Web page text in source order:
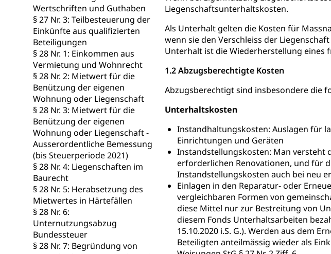
Wertschriften und Guthaben
§ 27 Nr. 3: Teilbesteuerung der
Einkünfte aus qualifizierten
Beteiligungen
§ 28 Nr. 1: Einkommen aus
Vermietung und Wohnrecht
§ 28 Nr. 2: Mietwert für die
Benützung der eigenen
Wohnung oder Liegenschaft
§ 28 Nr. 3: Mietwert für die
Benützung der eigenen
Wohnung oder Liegenschaft -
Ausserordentliche Bemessung
(bis Steuerperiode 2021)
§ 28 Nr. 4: Liegenschaften im
Baurecht
§ 28 Nr. 5: Herabsetzung des
Mietwertes in Härtefällen
§ 28 Nr. 6:
Unternutzungsabzug
Bundessteuer
§ 28 Nr. 7: Begründung von
Liegenschaftsunterhaltskosten.
Als Unterhalt gelten die Kosten für
wenn sie den Verschleiss der
Unterhalt ist die Wiederherstellung eines
1.2 Abzugsberechtigte Kosten
Abzugsberechtigt sind insbesondere die
Unterhaltskosten
Instandhaltungskosten: Auslagen für
Einrichtungen und Geräten
Instandstellungskosten: Man versteht
erforderlichen Renovationen, und für
Instandstellungskosten auch bei neu
Einlagen in den Reparatur- oder
vergleichbaren Formen von
diese Mittel nur zur Bestreitung von
diesem Fonds Unterhaltsarbeiten
15.10.2020 i.S. G.). Werden aus dem
Beteiligten anteilmässig wieder als
Staat und Recht
Gleichstellung von Frau und Mann
Diskriminierung, Gleichstellungsbüro,
Gleichstellung aller Geschlechter
Schlichtungsbehörde Gleichstellung
Zivilverfahren
Zivilrecht, Zivilrechtspflege, Gerichtsverfahren
Bezirksgerichte: Aufgaben und
Betreibung und Konkurs
Bankrott, Schulden, Zahlungsunfähigkeit,
Schulden (gruezi.lu.ch)
Demokratie
Regierungsform, Stimm- und Wahlrecht,
Volksrechte
Kantonale Steuern
Finanzausgleich, Einkommenssteuer,
Grundstückgewinnsteuer,
Reklameplakatsteuer, Verkehrssteuer,